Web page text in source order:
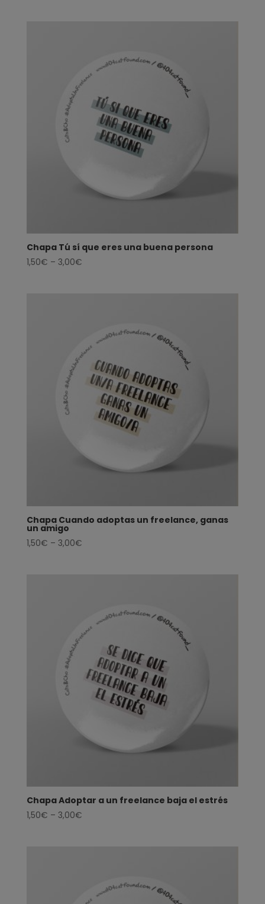
Chapa Tú sí que eres una buena persona
1,50€ – 3,00€
Chapa Cuando adoptas un freelance, ganas
un amigo
1,50€ – 3,00€
Chapa Adoptar a un freelance baja el estrés
1,50€ – 3,00€